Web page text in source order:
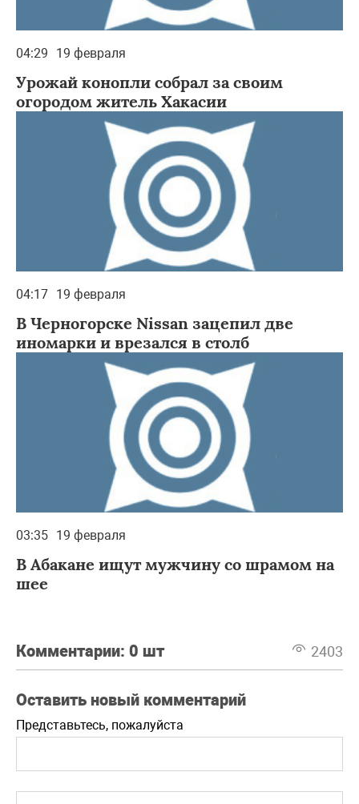
04:29 19 февраля
Урожай конопли собрал за своим
огородом житель Хакасии
04:17 19 февраля
В Черногорске Nissan зацепил две
иномарки и врезался в столб
03:35 19 февраля
В Абакане ищут мужчину со шрамом на
шее
Комментарии: 0 шт 2403
Оставить новый комментарий
Представьтесь, пожалуйста